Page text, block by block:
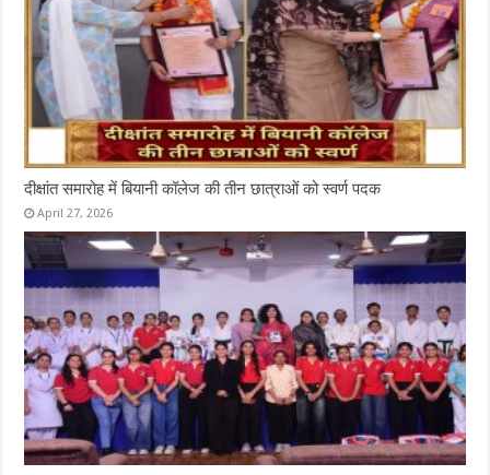
दीक्षांत समारोह में बियानी कॉलेज की तीन छात्राओं को स्वर्ण पदक
April 27, 2026